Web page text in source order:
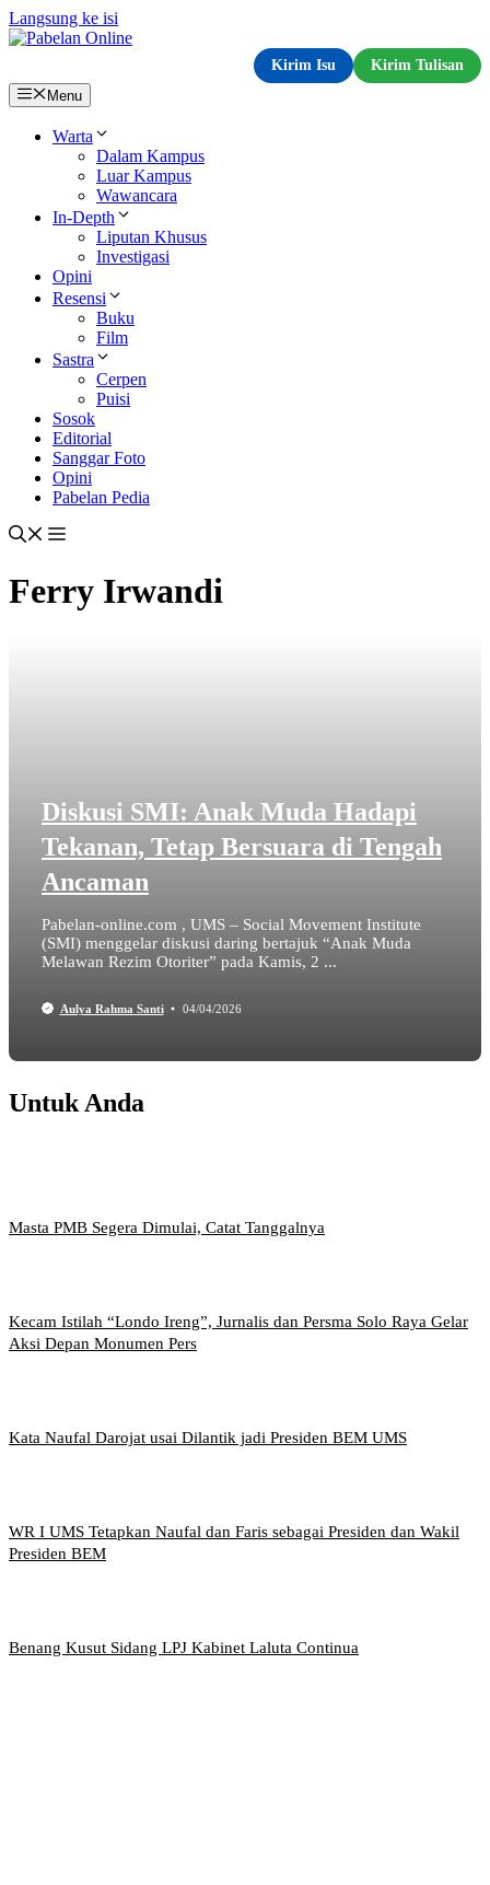
Langsung ke isi
Kirim Isu
Kirim Tulisan
Menu
Warta
Dalam Kampus
Luar Kampus
Wawancara
In-Depth
Liputan Khusus
Investigasi
Opini
Resensi
Buku
Film
Sastra
Cerpen
Puisi
Sosok
Editorial
Sanggar Foto
Opini
Pabelan Pedia
Ferry Irwandi
Diskusi SMI: Anak Muda Hadapi
Tekanan, Tetap Bersuara di Tengah
Ancaman
Pabelan-online.com , UMS – Social Movement Institute
(SMI) menggelar diskusi daring bertajuk “Anak Muda
Melawan Rezim Otoriter” pada Kamis, 2 ...
Aulya Rahma Santi 04/04/2026
Untuk Anda
Masta PMB Segera Dimulai, Catat Tanggalnya
Kecam Istilah “Londo Ireng”, Jurnalis dan Persma Solo Raya Gelar
Aksi Depan Monumen Pers
Kata Naufal Darojat usai Dilantik jadi Presiden BEM UMS
WR I UMS Tetapkan Naufal dan Faris sebagai Presiden dan Wakil
Presiden BEM
Benang Kusut Sidang LPJ Kabinet Laluta Continua